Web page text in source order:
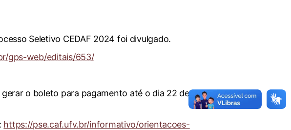
Seletivo CEDAF 2024 foi divulgado.
gps-web/editais/653/
o boleto para pagamento até o dia 22 de
https://pse.caf.ufv.br/informativo/orientacoes-